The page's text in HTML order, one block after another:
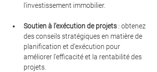
l’investissement immobilier.
Soutien à l’exécution de projets : obtenez
des conseils stratégiques en matière de
planification et d’exécution pour
améliorer l’efficacité et la rentabilité des
projets.